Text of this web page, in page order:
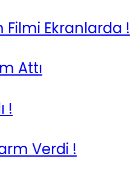
Ekranlarda !
!